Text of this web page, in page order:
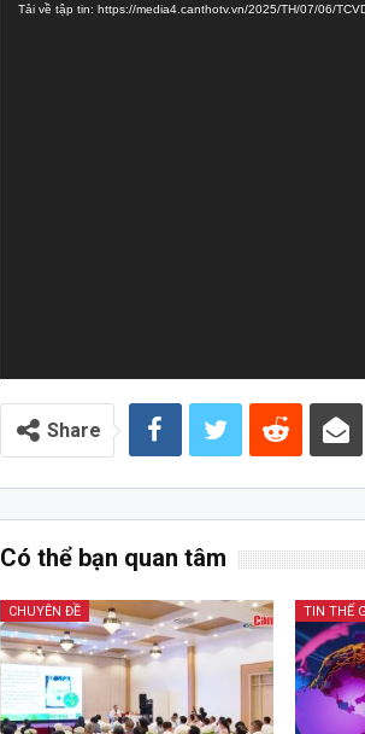
Video
Tải về tập tin: https://media4.canthotv.vn/2025/TH/07/06/
Share
Có thể bạn quan tâm
CHUYÊN ĐỀ TIN THẾ